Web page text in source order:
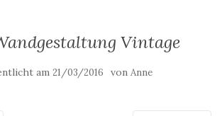
Vintage
am 21/03/2016 von Anne